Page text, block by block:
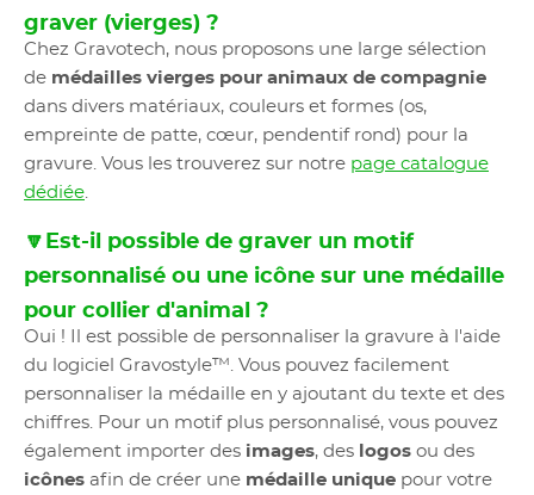
graver (vierges) ?
Chez Gravotech, nous proposons une large sélection
de médailles vierges pour animaux de compagnie
dans divers matériaux, couleurs et formes (os,
empreinte de patte, cœur, pendentif rond) pour la
gravure. Vous les trouverez sur notre page catalogue
dédiée.
🔽Est-il possible de graver un motif
personnalisé ou une icône sur une médaille
pour collier d'animal ?
Oui ! Il est possible de personnaliser la gravure à l'aide
du logiciel Gravostyle™. Vous pouvez facilement
personnaliser la médaille en y ajoutant du texte et des
chiffres. Pour un motif plus personnalisé, vous pouvez
également importer des images, des logos ou des
icônes afin de créer une médaille unique pour votre